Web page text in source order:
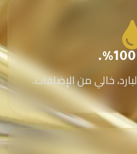
خالي من الإضافات.